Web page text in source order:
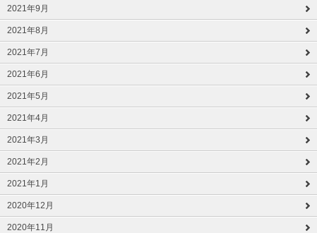
2021年9月
2021年8月
2021年7月
2021年6月
2021年5月
2021年4月
2021年3月
2021年2月
2021年1月
2020年12月
2020年11月